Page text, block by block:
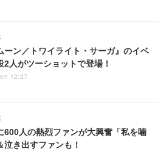
ーン／トワイライト・サーガ』のイベ
2人がツーショットで登場！
12:27
600人の熱烈ファンが大興奮「私を噛
泣き出すファンも！